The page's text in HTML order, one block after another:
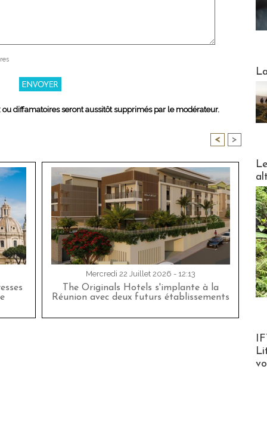
diffamatoires seront aussitôt supprimés par le modérateur.
< >
Mercredi 22 Juillet 2026 - 12:13
The Originals Hotels s'implante à la
Réunion avec deux futurs établissements